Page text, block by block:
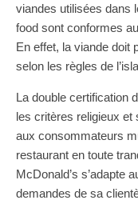
viandes utilisées dans
food sont conformes
En effet, la viande doit
selon les règles de
La double certification
les critères religieux
aux consommateurs
restaurant en toute
McDonald’s s’adapte
demandes de sa